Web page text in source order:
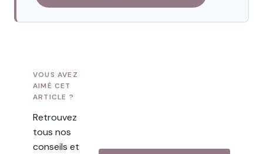
VOUS AVEZ
AIMÉ CET
ARTICLE ?
Retrouvez
tous nos
conseils et